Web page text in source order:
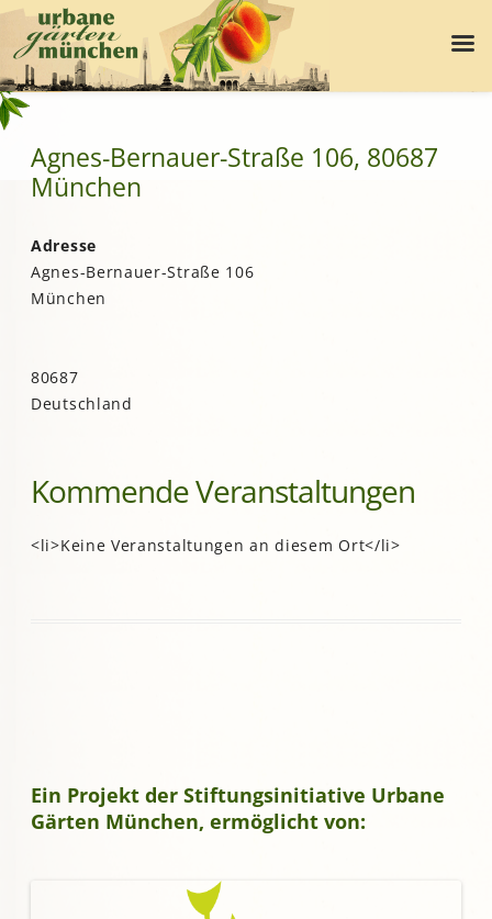
Agnes-Bernauer-Straße 106, 80687
München
Adresse
Agnes-Bernauer-Straße 106
München
80687
Deutschland
Kommende Veranstaltungen
<li>Keine Veranstaltungen an diesem Ort</li>
Ein Projekt der Stiftungsinitiative Urbane
Gärten München, ermöglicht von: